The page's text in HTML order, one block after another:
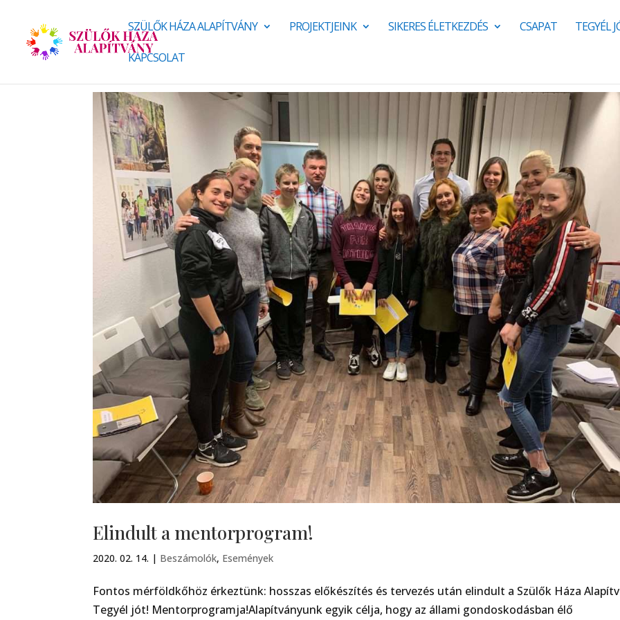
SZÜLŐK HÁZA ALAPÍTVÁNY PROJEKTJEINK SIKERES ÉLETKEZDÉS CSAPAT TEGYÉL
KAPCSOLAT
Elindult a mentorprogram!
2020. 02. 14. | Beszámolók, Események
Fontos mérföldkőhöz érkeztünk: hosszas előkészítés és tervezés után elindult a Szülők Háza
Tegyél jót! Mentorprogramja!Alapítványunk egyik célja, hogy az állami gondoskodásban élő